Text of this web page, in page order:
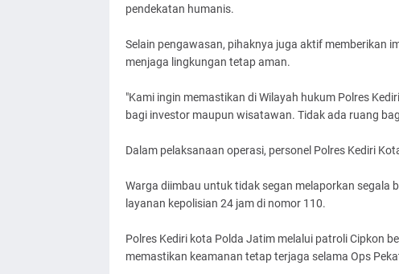
pendekatan humanis.
Selain pengawasan, pihaknya juga aktif memberikan
menjaga lingkungan tetap aman.
"Kami ingin memastikan di Wilayah hukum Polres
bagi investor maupun wisatawan. Tidak ada ruang
Dalam pelaksanaan operasi, personel Polres Kediri
Warga diimbau untuk tidak segan melaporkan segala
layanan kepolisian 24 jam di nomor 110.
Polres Kediri kota Polda Jatim melalui patroli Cipkon
memastikan keamanan tetap terjaga selama Ops